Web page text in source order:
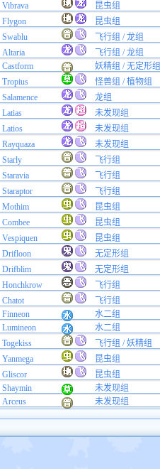
Vibrava 昆虫组
Flygon 昆虫组
Swablu 飞行组 / 龙组
Altaria 飞行组 / 龙组
Castform 妖精组 / 无定形组
Tropius 怪兽组 / 植物组
Salamence 龙组
Latias 未发现组
Latios 未发现组
Rayquaza 未发现组
Starly 飞行组
Staravia 飞行组
Staraptor 飞行组
Mothim 昆虫组
Combee 昆虫组
Vespiquen 昆虫组
Drifloon 无定形组
Drifblim 无定形组
Honchkrow 飞行组
Chatot 飞行组
Finneon 水二组
Lumineon 水二组
Togekiss 飞行组 / 妖精组
Yanmega 昆虫组
Gliscor 昆虫组
Shaymin 未发现组
Arceus 未发现组